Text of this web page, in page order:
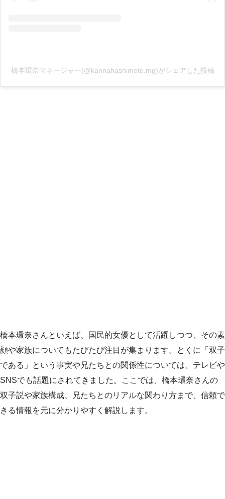
橋本環奈マネージャー(@kannahashimoto.mg)がシェアした投稿
橋本環奈さんといえば、国民的女優として活躍しつつ、その素
顔や家族についてもたびたび注目が集まります。とくに「双子
である」という事実や兄たちとの関係性については、テレビや
SNSでも話題にされてきました。ここでは、橋本環奈さんの
双子説や家族構成、兄たちとのリアルな関わり方まで、信頼で
きる情報を元に分かりやすく解説します。